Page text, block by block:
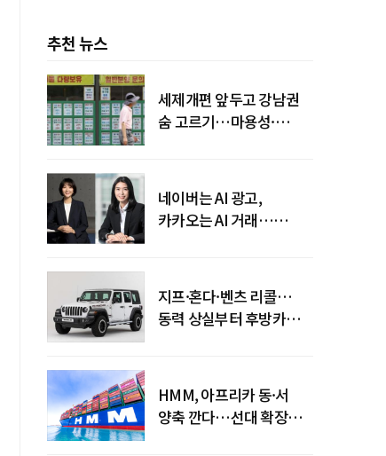
추천 뉴스
세제개편 앞두고 강남권
숨 고르기…마용성·
네이버는 AI 광고,
카카오는 AI 거래…
지프·혼다·벤츠 리콜…
동력 상실부터 후방카메라
HMM, 아프리카 동·서
양축 깐다…선대 확장